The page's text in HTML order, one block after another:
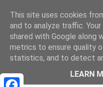
LA MEMORIA
DEL CÓMIC DE
This site uses cookies
and to analyze traffic.
shared with Google along
metrics to ensure quality
statistics, and to detect
LEARN